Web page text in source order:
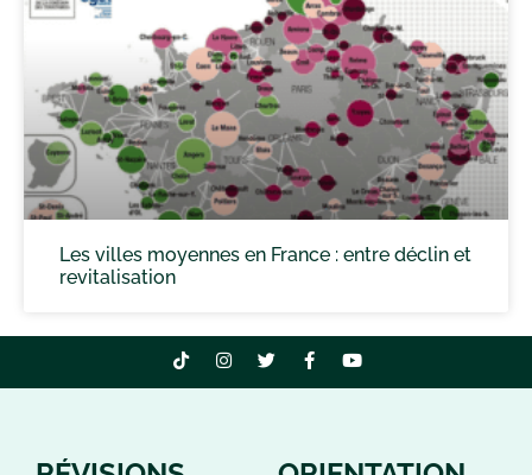
Les villes moyennes en France : entre déclin et
revitalisation